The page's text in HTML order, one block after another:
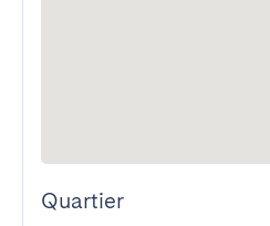
Quartier